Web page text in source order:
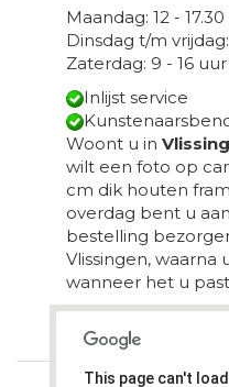
Maandag: 12 -
Dinsdag t/m
Zaterdag: 9 - 16 uur
Inlijst service
Woont u in
wilt een foto op
cm dik houten
overdag bent u
bestelling
Vlissingen, waarna
wanneer het u
Loading...
This page can't